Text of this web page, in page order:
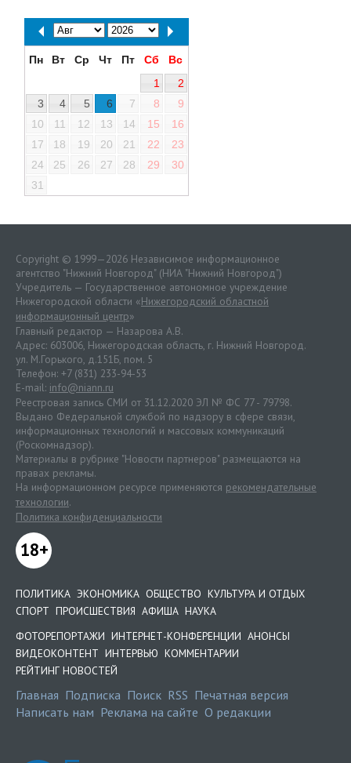
Пн Вт Ср Чт Пт Сб
Вс
1
2
3
4 5 6 7 8
9
10
11 12 13 14 15
16
17
18 19 20 21 22
23
24
25 26 27 28 29
30
31
Copyright © 1999—2026 Независимое информационное
агентство "Нижний Новгород" (НИА "Нижний Новгород")
Учредитель — Государственное автономное учреждение
Нижегородской области «Нижегородский областной
информационный центр»
Главный редактор — Назарова А.В.
Адрес: 603006, Нижегородская область, г. Нижний Новгород.
ул. М.Горького, д.151Б, пом. 5
Телефон: +7 (831) 233-94-53
E-mail: info@niann.ru
Реестровая запись СМИ от 31.12.2020 ЭЛ № ФС 77 - 79798.
Выдано Федеральной службой по надзору в сфере связи,
информационных технологий и массовых коммуникаций
(Роскомнадзор).
Материалы в рубрике "Новости партнеров" размещаются на
правах рекламы.
На информационном ресурсе применяются рекомендательные
технологии.
Политика конфиденциальности
18+
ПОЛИТИКА ЭКОНОМИКА ОБЩЕСТВО КУЛЬТУРА И ОТДЫХ
СПОРТ ПРОИСШЕСТВИЯ АФИША НАУКА
ФОТОРЕПОРТАЖИ ИНТЕРНЕТ-КОНФЕРЕНЦИИ АНОНСЫ
ВИДЕОКОНТЕНТ ИНТЕРВЬЮ КОММЕНТАРИИ
РЕЙТИНГ НОВОСТЕЙ
Главная Подписка Поиск RSS Печатная версия
Написать нам Реклама на сайте О редакции